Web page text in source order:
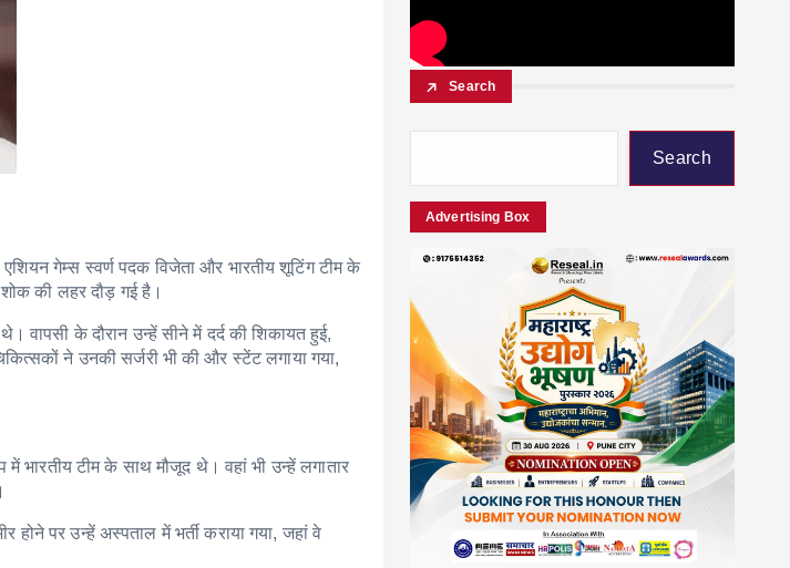
गेम्स स्वर्ण पदक विजेता और भारतीय शूटिंग टीम के
की लहर दौड़ गई है।
वापसी के दौरान उन्हें सीने में दर्द की शिकायत हुई,
ने उनकी सर्जरी भी की और स्टेंट लगाया गया,
भारतीय टीम के साथ मौजूद थे। वहां भी उन्हें लगातार
पर उन्हें अस्पताल में भर्ती कराया गया, जहां वे
Search
Search
Advertising Box